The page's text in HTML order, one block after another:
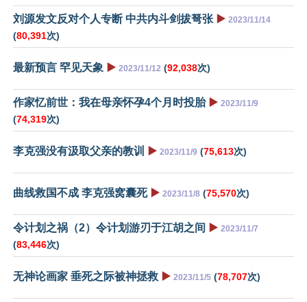
刘源发文反对个人专断 中共内斗剑拔弩张 ▶️ 2023/11/14
(80,391次)
最新预言 罕见天象 ▶️ 2023/11/12 (92,038次)
作家忆前世：我在母亲怀孕4个月时投胎 ▶️ 2023/11/9
(74,319次)
李克强没有汲取父亲的教训 ▶️ 2023/11/9 (75,613次)
曲线救国不成 李克强窝囊死 ▶️ 2023/11/8 (75,570次)
令计划之祸（2）令计划游刃于江胡之间 ▶️ 2023/11/7
(83,446次)
无神论画家 垂死之际被神拯救 ▶️ 2023/11/5 (78,707次)